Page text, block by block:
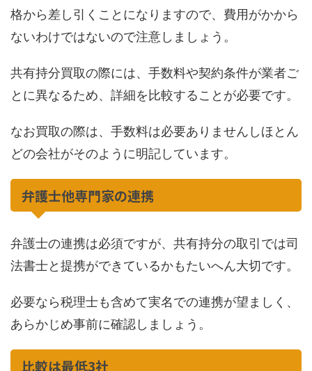
格から差し引くことになりますので、費用がかから
ないわけではないので注意しましょう。
共有持分買取の際には、手数料や契約条件が業者ご
とに異なるため、詳細を比較することが必要です。
なお買取の際は、手数料は必要ありませんしほとん
どの会社がそのように明記しています。
弁護士他専門家の連携
弁護士の連携は必須ですが、共有持分の取引では司
法書士と提携ができているかもたいへん大切です。
必要なら税理士も含めて実名での連携が望ましく、
あらかじめ事前に確認しましょう。
比較は最低3社